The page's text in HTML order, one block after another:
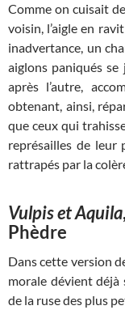
Comme on cuisait
voisin, l’aigle en
inadvertance, un
aiglons paniqués se
après l’autre,
obtenant, ainsi,
que ceux qui
représailles de leur
rattrapés par la
Vulpis et Aquila
Phèdre
Dans cette version
morale dévient déjà
de la ruse des plus